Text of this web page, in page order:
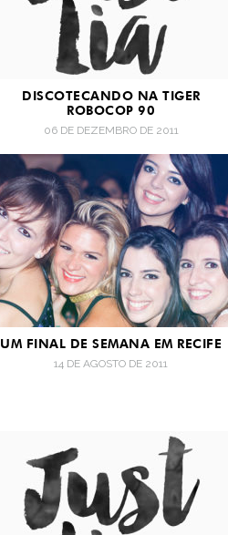
DISCOTECANDO NA TIGER
ROBOCOP 90
06 DE DEZEMBRO DE 2011
UM FINAL DE SEMANA EM RECIFE
14 DE AGOSTO DE 2011